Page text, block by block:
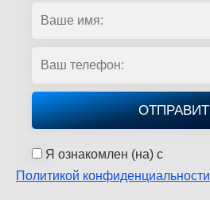
Я ознакомлен (на) с
Политикой конфиденциальности